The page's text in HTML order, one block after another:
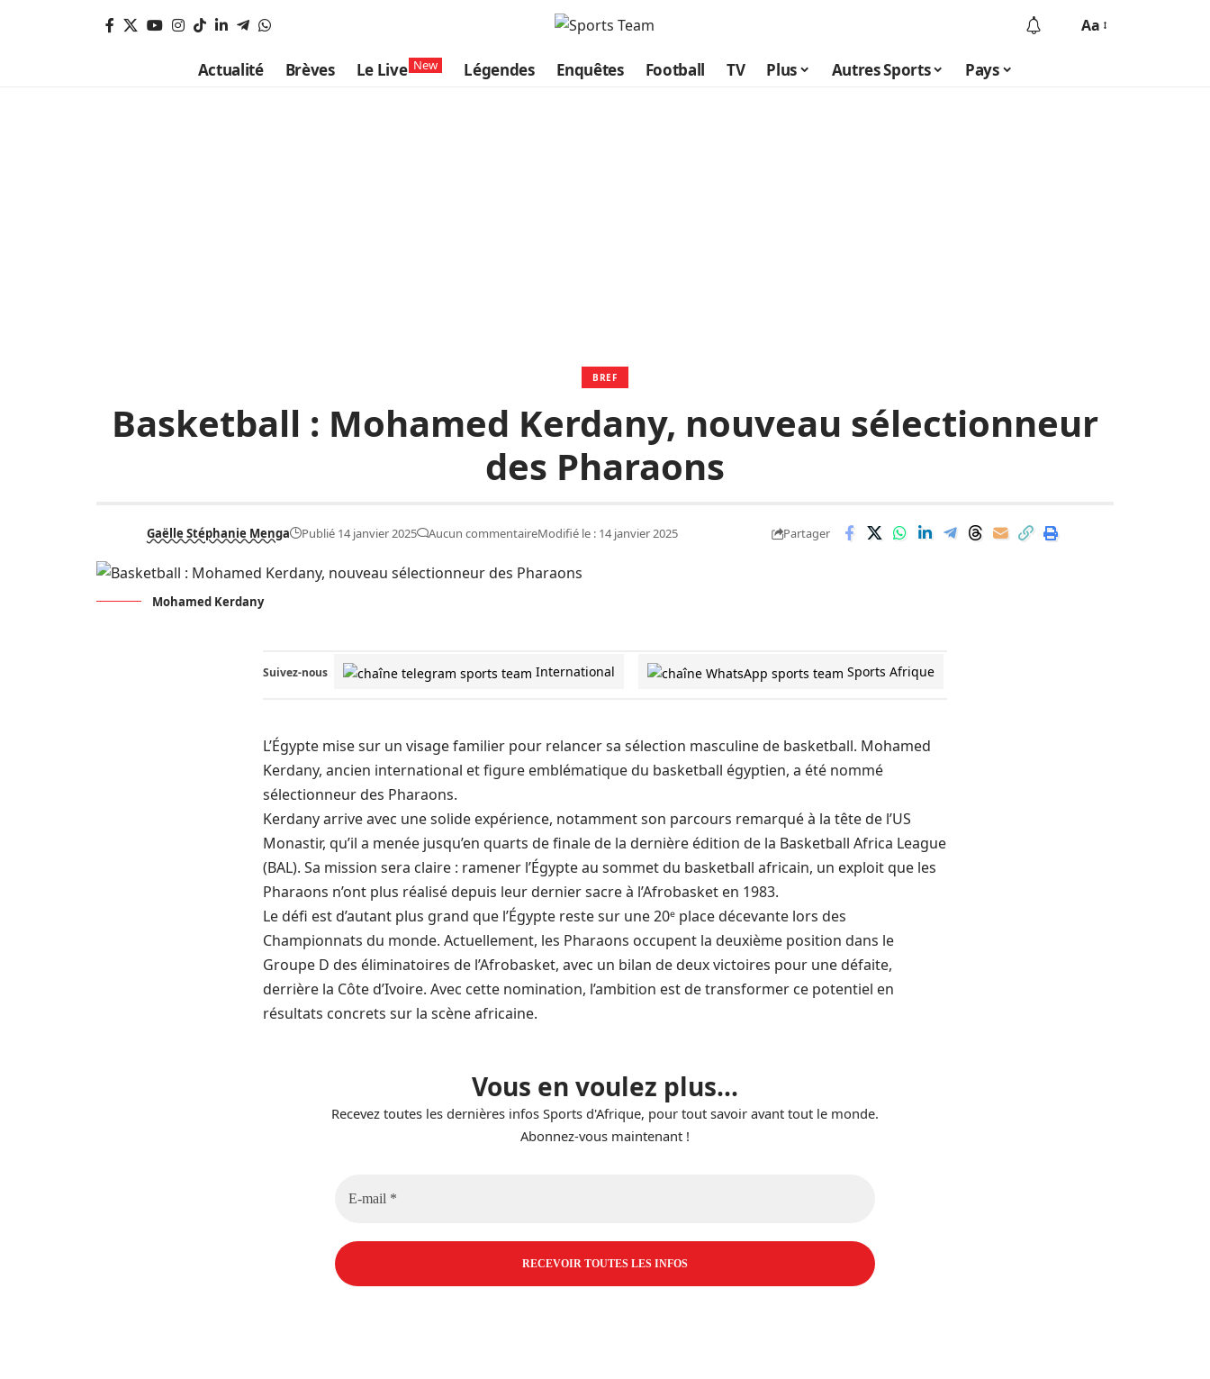
Aa
Actualité Brèves Le Live New Légendes Enquêtes Football TV Plus Autres Sports Pays
BREF
Basketball : Mohamed Kerdany, nouveau sélectionneur
des Pharaons
Gaëlle Stéphanie Menga Publié 14 janvier 2025 Aucun commentaireModifié le : 14 janvier 2025 Partager
Mohamed Kerdany
Suivez-nous International Sports Afrique
L’Égypte mise sur un visage familier pour relancer sa sélection masculine de basketball. Mohamed
Kerdany, ancien international et figure emblématique du basketball égyptien, a été nommé
sélectionneur des Pharaons.
Kerdany arrive avec une solide expérience, notamment son parcours remarqué à la tête de l’US
Monastir, qu’il a menée jusqu’en quarts de finale de la dernière édition de la Basketball Africa League
(BAL). Sa mission sera claire : ramener l’Égypte au sommet du basketball africain, un exploit que les
Pharaons n’ont plus réalisé depuis leur dernier sacre à l’Afrobasket en 1983.
Le défi est d’autant plus grand que l’Égypte reste sur une 20ᵉ place décevante lors des
Championnats du monde. Actuellement, les Pharaons occupent la deuxième position dans le
Groupe D des éliminatoires de l’Afrobasket, avec un bilan de deux victoires pour une défaite,
derrière la Côte d’Ivoire. Avec cette nomination, l’ambition est de transformer ce potentiel en
résultats concrets sur la scène africaine.
Vous en voulez plus...
Recevez toutes les dernières infos Sports d'Afrique, pour tout savoir avant tout le monde.
Abonnez-vous maintenant !